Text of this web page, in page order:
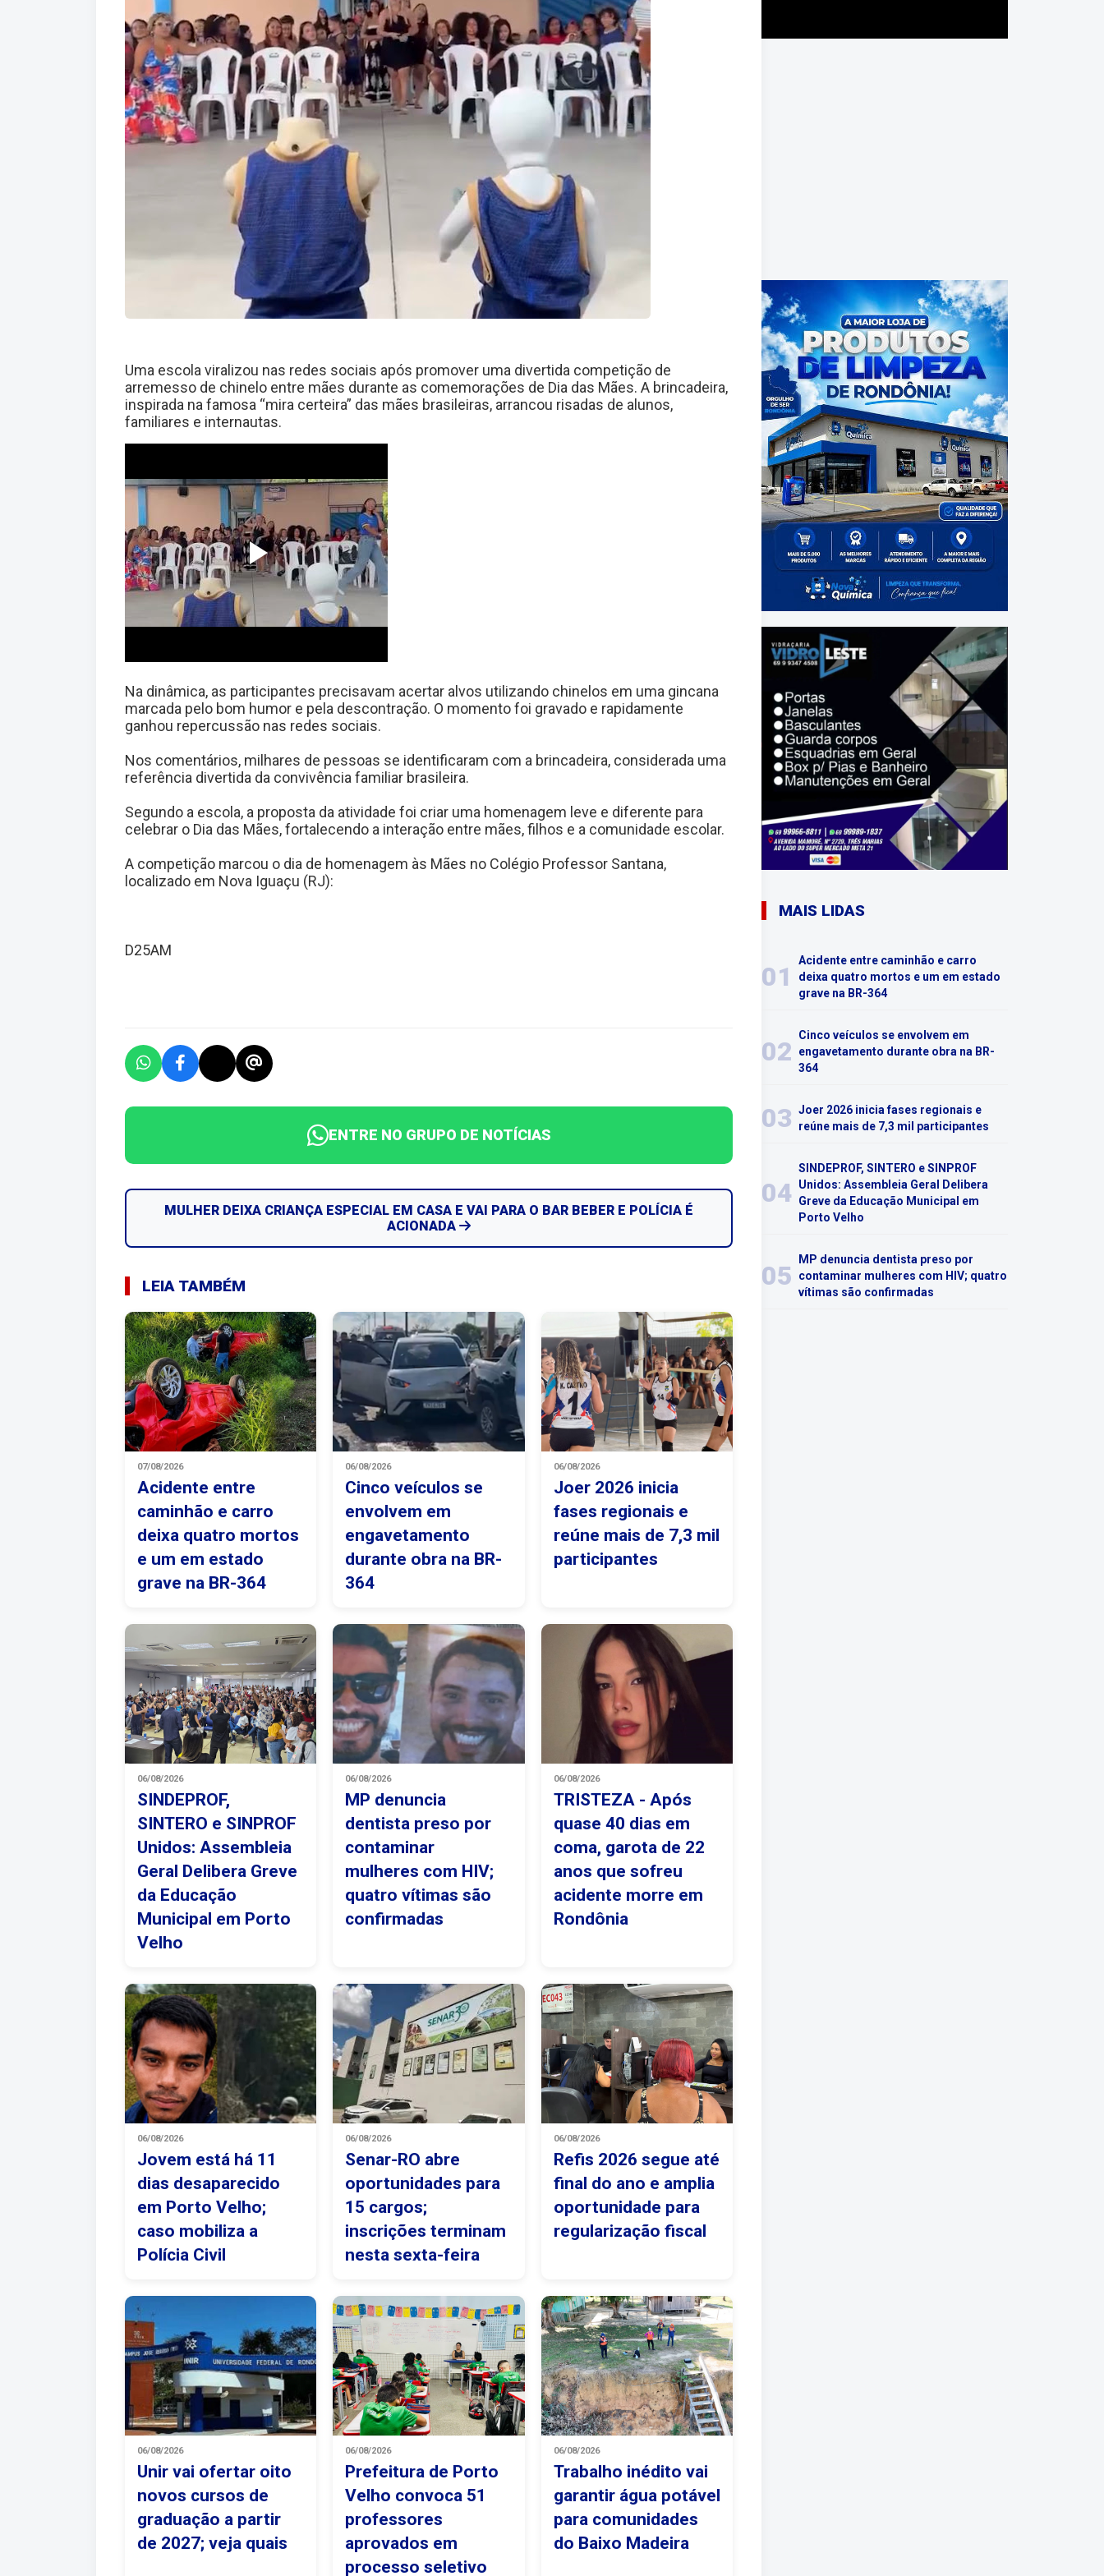
Uma escola viralizou nas redes sociais após promover uma divertida competição de
arremesso de chinelo entre mães durante as comemorações de Dia das Mães. A brincadeira,
inspirada na famosa “mira certeira” das mães brasileiras, arrancou risadas de alunos,
familiares e internautas.
Na dinâmica, as participantes precisavam acertar alvos utilizando chinelos em uma gincana
marcada pelo bom humor e pela descontração. O momento foi gravado e rapidamente
ganhou repercussão nas redes sociais.
Nos comentários, milhares de pessoas se identificaram com a brincadeira, considerada uma
referência divertida da convivência familiar brasileira.
Segundo a escola, a proposta da atividade foi criar uma homenagem leve e diferente para
celebrar o Dia das Mães, fortalecendo a interação entre mães, filhos e a comunidade escolar.
A competição marcou o dia de homenagem às Mães no Colégio Professor Santana,
localizado em Nova Iguaçu (RJ):
D25AM
ENTRE NO GRUPO DE NOTÍCIAS
MULHER DEIXA CRIANÇA ESPECIAL EM CASA E VAI PARA O BAR BEBER E POLÍCIA É
ACIONADA
LEIA TAMBÉM
07/08/2026
Acidente entre
caminhão e carro
deixa quatro mortos
e um em estado
grave na BR-364
06/08/2026
Cinco veículos se
envolvem em
engavetamento
durante obra na BR-
364
06/08/2026
Joer 2026 inicia
fases regionais e
reúne mais de 7,3 mil
participantes
06/08/2026
SINDEPROF,
SINTERO e SINPROF
Unidos: Assembleia
Geral Delibera Greve
da Educação
Municipal em Porto
Velho
06/08/2026
MP denuncia
dentista preso por
contaminar
mulheres com HIV;
quatro vítimas são
confirmadas
06/08/2026
TRISTEZA - Após
quase 40 dias em
coma, garota de 22
anos que sofreu
acidente morre em
Rondônia
06/08/2026
Jovem está há 11
dias desaparecido
em Porto Velho;
caso mobiliza a
Polícia Civil
06/08/2026
Senar-RO abre
oportunidades para
15 cargos;
inscrições terminam
nesta sexta-feira
06/08/2026
Refis 2026 segue até
final do ano e amplia
oportunidade para
regularização fiscal
06/08/2026
Unir vai ofertar oito
novos cursos de
graduação a partir
de 2027; veja quais
06/08/2026
Prefeitura de Porto
Velho convoca 51
professores
aprovados em
processo seletivo
06/08/2026
Trabalho inédito vai
garantir água potável
para comunidades
do Baixo Madeira
MAIS LIDAS
01
Acidente entre caminhão e carro
deixa quatro mortos e um em estado
grave na BR-364
02
Cinco veículos se envolvem em
engavetamento durante obra na BR-
364
03 Joer 2026 inicia fases regionais e
reúne mais de 7,3 mil participantes
04
SINDEPROF, SINTERO e SINPROF
Unidos: Assembleia Geral Delibera
Greve da Educação Municipal em
Porto Velho
05
MP denuncia dentista preso por
contaminar mulheres com HIV; quatro
vítimas são confirmadas